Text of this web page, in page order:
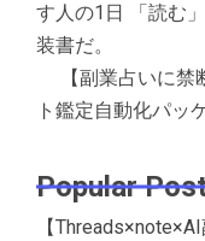
す人の1日 「読む
装書だ。
【副業占いに
ト鑑定自動化パッ
Popular
【